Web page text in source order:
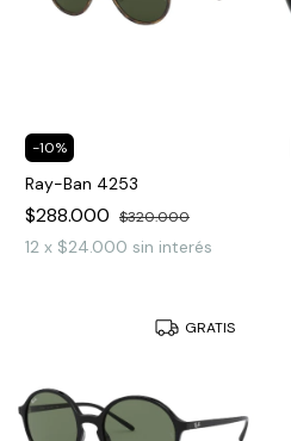
-10%
Ray-Ban 4253
$288.000 $320.000
12 x $24.000 sin interés
GRATIS